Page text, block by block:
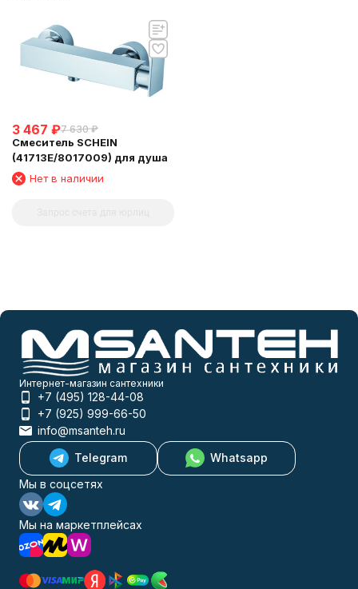
3 467 ₽7 630 ₽
Смеситель SCHEIN
(41713E/8017009) для душа
Нет в наличии
Интернет-магазин сантехники
+7 (495) 128-44-08
+7 (925) 999-66-50
info@msanteh.ru
Telegram
Whatsapp
Мы в соцсетях
Мы на маркетплейсах